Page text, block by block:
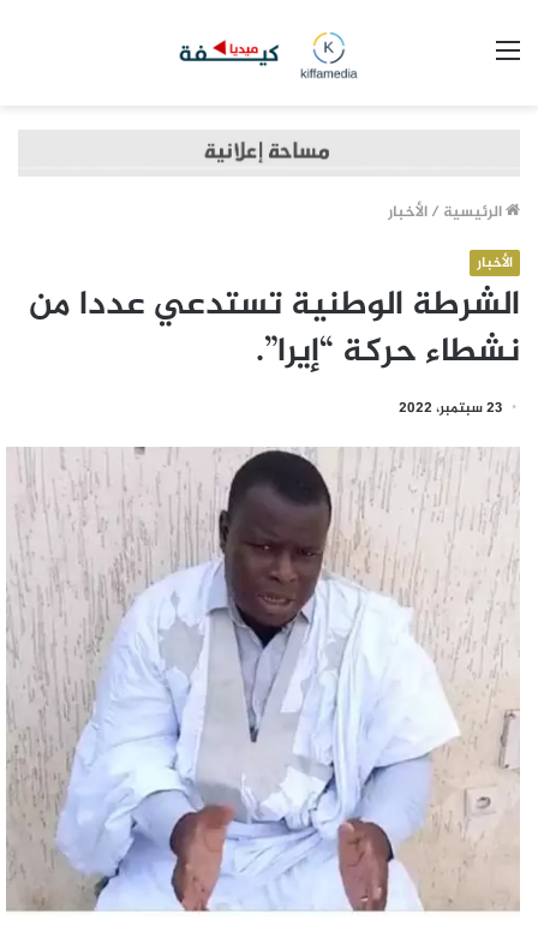
الرئيسية /الأخبار
الأخبار
الشرطة الوطنية تستدعي عددا من
نشطاء حركة “إيرا”.
23 سبتمبر، 2022